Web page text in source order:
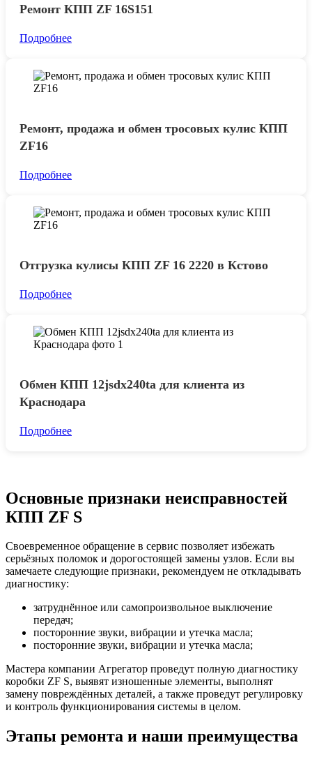
Ремонт КПП ZF 16S151
Подробнее
Ремонт, продажа и обмен тросовых кулис КПП
ZF16
Подробнее
Отгрузка кулисы КПП ZF 16 2220 в Кстово
Подробнее
Обмен КПП 12jsdx240ta для клиента из
Краснодара
Подробнее
Основные признаки неисправностей
КПП ZF S
Своевременное обращение в сервис позволяет избежать
серьёзных поломок и дорогостоящей замены узлов. Если вы
замечаете следующие признаки, рекомендуем не откладывать
диагностику:
затруднённое или самопроизвольное выключение
передач;
посторонние звуки, вибрации и утечка масла;
посторонние звуки, вибрации и утечка масла;
Мастера компании Агрегатор проведут полную диагностику
коробки ZF S, выявят изношенные элементы, выполнят
замену повреждённых деталей, а также проведут регулировку
и контроль функционирования системы в целом.
Этапы ремонта и наши преимущества